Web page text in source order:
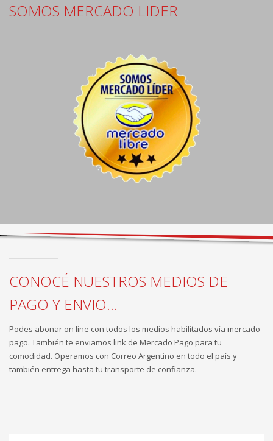
SOMOS MERCADO LIDER
CONOCÉ NUESTROS MEDIOS DE
PAGO Y ENVIO...
Podes abonar on line con todos los medios habilitados vía mercado
pago. También te enviamos link de Mercado Pago para tu
comodidad. Operamos con Correo Argentino en todo el país y
también entrega hasta tu transporte de confianza.